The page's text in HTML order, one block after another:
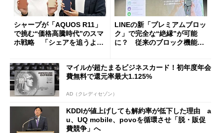
シャープが「AQUOS R11」
で挑む“価格高騰時代”のスマ
ホ戦略 「シェアを追うより
LINEの新「プレミアムブロッ
ク」で完全な“絶縁”が可能
に？ 従来のブロック機能と
マイルが超たまるビジネスカード！初年度年会
費無料で還元率最大1.125%
AD（クレディセゾン）
KDDIが値上げしても解約率が低下した理由 a
u、UQ mobile、povoを循環させ「脱・販促
費競争」へ